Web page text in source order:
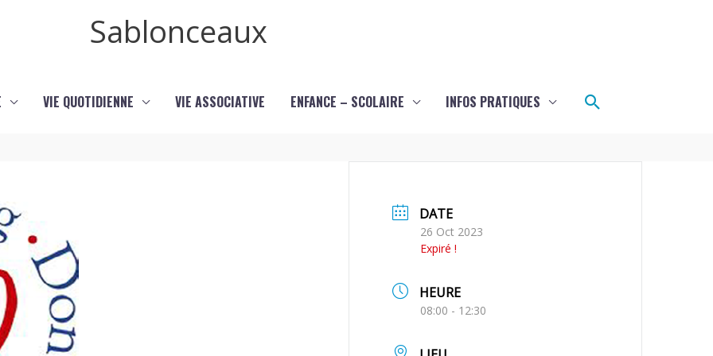
Sablonceaux
VIE QUOTIDIENNE VIE ASSOCIATIVE ENFANCE – SCOLAIRE INFOS PRATIQUES Rechercher
DATE
26 Oct 2023
Expiré !
HEURE
08:00 - 12:30